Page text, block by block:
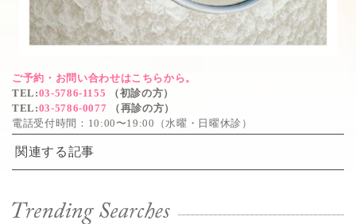
ご予約・お問い合わせはこちらから。
TEL :03-5786-1155 （初診の方）
TEL :03-5786-0077 （再診の方）
電話受付時間：10:00〜19:00（水曜・日曜休診）
関連する記事